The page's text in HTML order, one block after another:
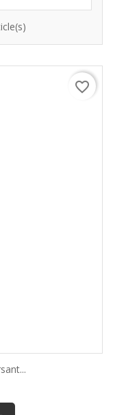
favorite_border